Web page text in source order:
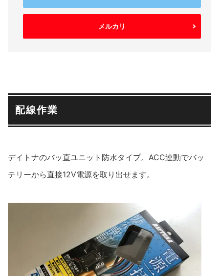
メルカリ
配線作業
デイトナのバッ直ユニット防水タイプ。ACC連動でバッ
テリーから直接12V電源を取り出せます。